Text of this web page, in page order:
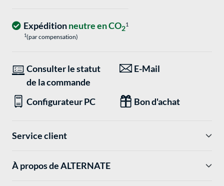
Expéditionneutre en CO21
1(par compensation)
Consulter le statut
de la commande
E-Mail
Configurateur PC Bon d'achat
Service client
À propos de ALTERNATE